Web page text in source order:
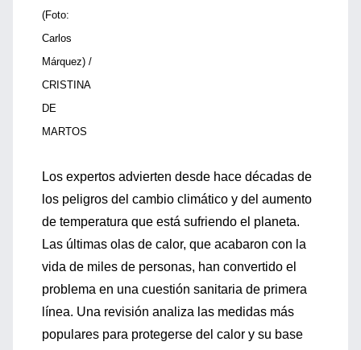
(Foto:
Carlos
Márquez) /
CRISTINA
DE
MARTOS
Los expertos advierten desde hace décadas de
los peligros del cambio climático y del aumento
de temperatura que está sufriendo el planeta.
Las últimas olas de calor, que acabaron con la
vida de miles de personas, han convertido el
problema en una cuestión sanitaria de primera
línea. Una revisión analiza las medidas más
populares para protegerse del calor y su base